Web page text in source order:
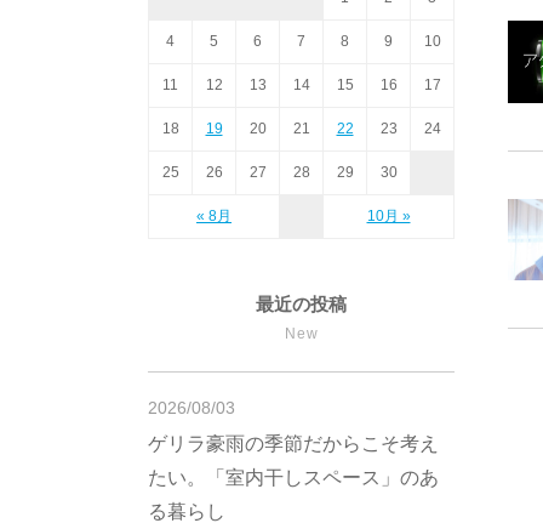
« 8月 10月 »
4 5 6 7 8 9 10
11 12 13 14 15 16 17
18 19 20 21 22 23 24
25 26 27 28 29 30
最近の投稿
New
2026/08/03
ゲリラ豪雨の季節だからこそ考え
たい。「室内干しスペース」のあ
る暮らし